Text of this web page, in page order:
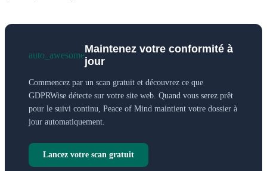
auto_awesome
Maintenez votre conformité à
jour
Commencez par un scan gratuit et découvrez ce que
GDPRWise détecte sur votre site web. Quand vous serez prêt
pour le suivi continu, Peace of Mind maintient votre dossier à
jour automatiquement.
Lancez votre scan gratuit